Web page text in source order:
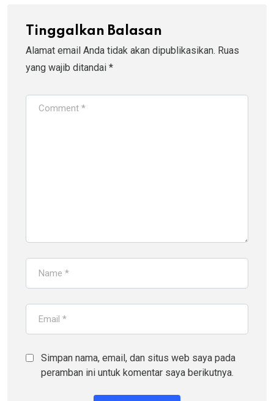
Tinggalkan Balasan
Alamat email Anda tidak akan dipublikasikan. Ruas
yang wajib ditandai *
Simpan nama, email, dan situs web saya pada
peramban ini untuk komentar saya berikutnya.